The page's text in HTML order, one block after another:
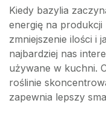
Kiedy bazylia
energię na produkcji
zmniejszenie ilości i
najbardziej nas
używane w kuchni.
roślinie
zapewnia lepszy